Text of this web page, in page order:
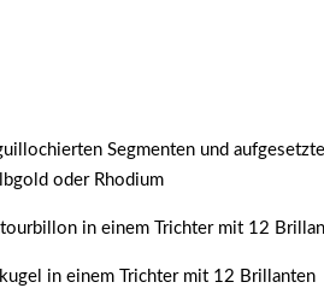
Segmenten und
oder Rhodium
in einem Trichter mit 12
in einem Trichter mit 12 Brillanten